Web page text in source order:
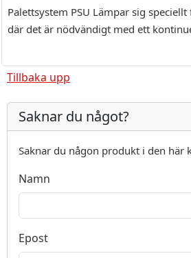
Palettsystem PSU Lämpar sig
där det är nödvändigt med ett
Tillbaka upp
Saknar du något?
Saknar du någon produkt i den här
Namn
Epost